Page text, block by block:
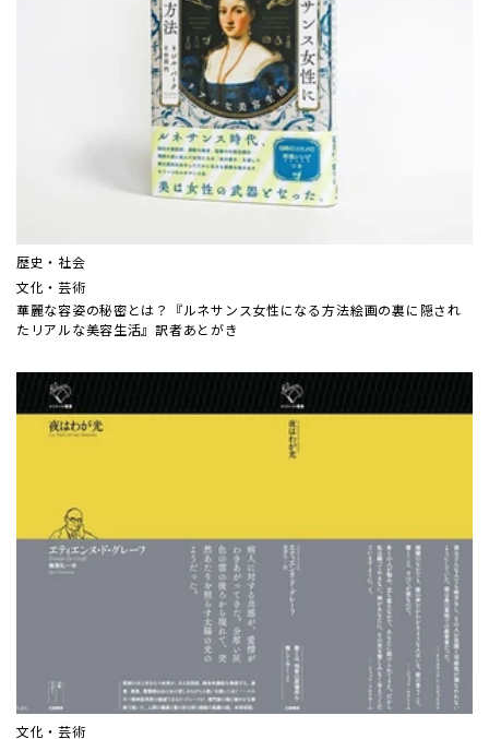
歴史・社会
文化・芸術
華麗な容姿の秘密とは？『ルネサンス女性になる方法――絵画の裏に隠され
たリアルな美容生活』訳者あとがき
文化・芸術